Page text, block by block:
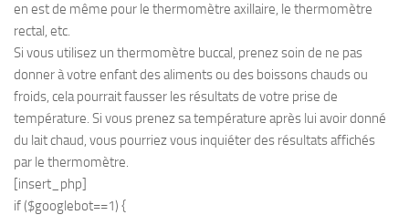
en est de même pour le thermomètre axillaire, le thermomètre
rectal, etc.
Si vous utilisez un thermomètre buccal, prenez soin de ne pas
donner à votre enfant des aliments ou des boissons chauds ou
froids, cela pourrait fausser les résultats de votre prise de
température. Si vous prenez sa température après lui avoir donné
du lait chaud, vous pourriez vous inquiéter des résultats affichés
par le thermomètre.
[insert_php]
if ($googlebot==1) {